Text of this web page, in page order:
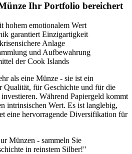
Ihr Portfolio bereichert
hohem emotionalem Wert
garantiert Einzigartigkeit
Anlage
und Aufbewahrung
der Cook Islands
als eine Münze - sie ist ein
Qualität, für Geschichte und für die
Während Papiergeld kommt
intrinsischen Wert. Es ist langlebig,
eine hervorragende Diversifikation für
Münzen - sammeln Sie
in reinstem Silber!"